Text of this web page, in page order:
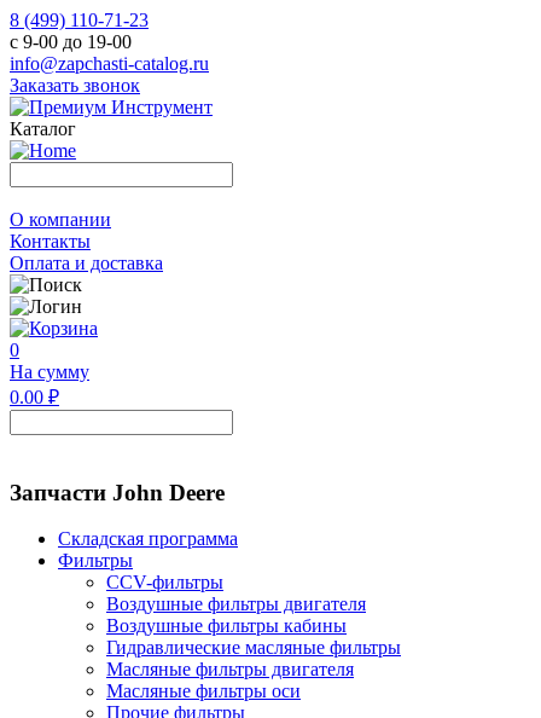
8 (499) 110-71-23
с 9-00 до 19-00
info@zapchasti-catalog.ru
Заказать звонок
Каталог
О компании
Контакты
Оплата и доставка
0
На сумму
0.00 ₽
Запчасти John Deere
Складская программа
Фильтры
CCV-фильтры
Воздушные фильтры двигателя
Воздушные фильтры кабины
Гидравлические масляные фильтры
Масляные фильтры двигателя
Масляные фильтры оси
Прочие фильтры